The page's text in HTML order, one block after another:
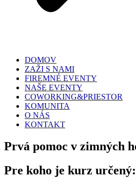
DOMOV
ZAŽI S NAMI
FIREMNÉ EVENTY
NAŠE EVENTY
COWORKING&PRIESTOR
KOMUNITA
O NÁS
KONTAKT
Prvá pomoc v zimných
Pre koho je kurz určený: